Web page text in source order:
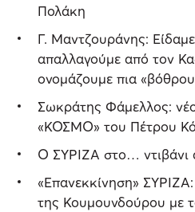
Πολάκη
Γ. Μαντζουράνης:
απαλλαγούμε από τον
ονομάζουμε πια
Σωκράτης Φάμελλος:
«ΚΟΣΜΟ» του Πέτρου
Ο ΣΥΡΙΖΑ στο… ντιβάνι
«Επανεκκίνηση»
της Κουμουνδούρου με